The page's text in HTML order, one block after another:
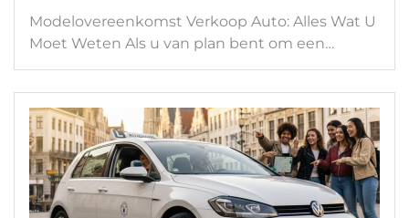
Modelovereenkomst Verkoop Auto: Alles Wat U
Moet Weten Als u van plan bent om een…